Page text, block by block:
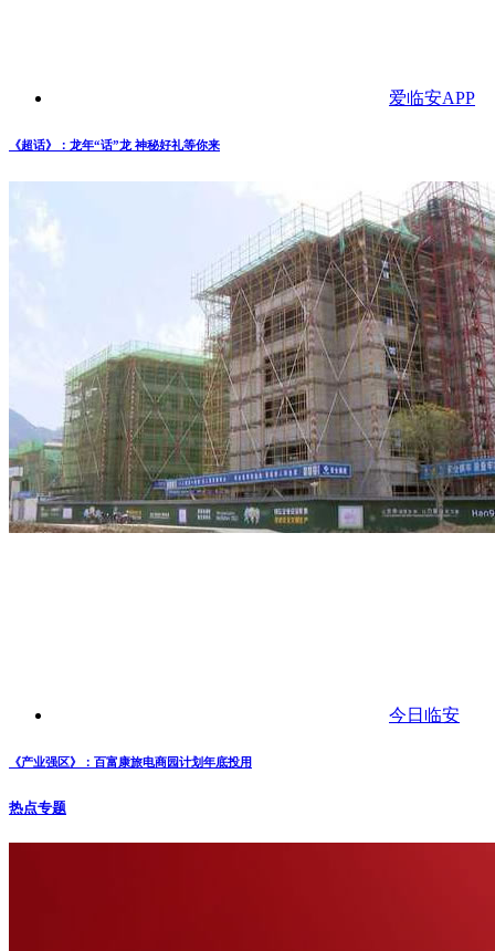
爱临安APP
《超话》：龙年“话”龙 神秘好礼等你来
今日临安
《产业强区》：百富康旅电商园计划年底投用
热点专题